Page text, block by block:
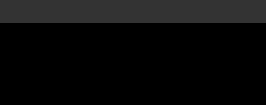
PROPOS